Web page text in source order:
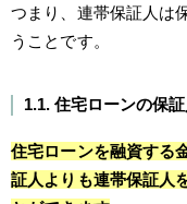
つまり、連帯保証人は
うことです。
1.1. 住宅ローンの保
住宅ローンを融資する
証人よりも連帯保証人